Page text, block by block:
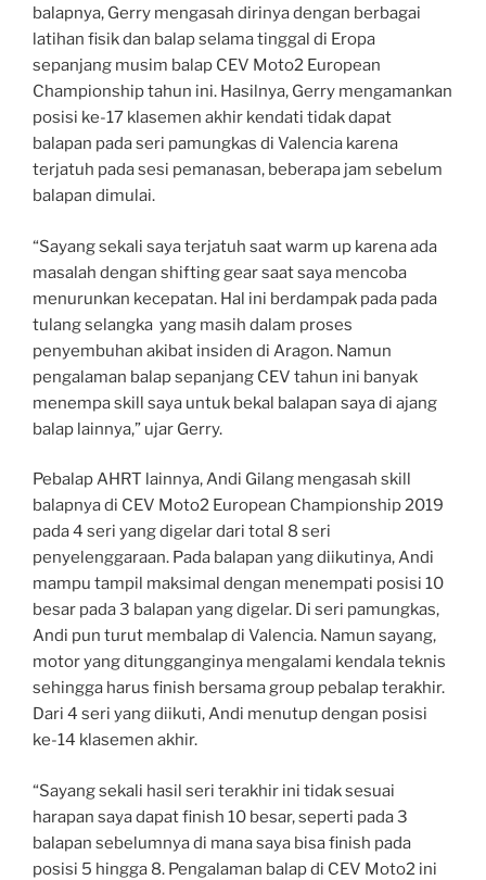
balapnya, Gerry mengasah dirinya dengan berbagai
latihan fisik dan balap selama tinggal di Eropa
sepanjang musim balap CEV Moto2 European
Championship tahun ini. Hasilnya, Gerry mengamankan
posisi ke-17 klasemen akhir kendati tidak dapat
balapan pada seri pamungkas di Valencia karena
terjatuh pada sesi pemanasan, beberapa jam sebelum
balapan dimulai.
“Sayang sekali saya terjatuh saat warm up karena ada
masalah dengan shifting gear saat saya mencoba
menurunkan kecepatan. Hal ini berdampak pada pada
tulang selangka yang masih dalam proses
penyembuhan akibat insiden di Aragon. Namun
pengalaman balap sepanjang CEV tahun ini banyak
menempa skill saya untuk bekal balapan saya di ajang
balap lainnya,” ujar Gerry.
Pebalap AHRT lainnya, Andi Gilang mengasah skill
balapnya di CEV Moto2 European Championship 2019
pada 4 seri yang digelar dari total 8 seri
penyelenggaraan. Pada balapan yang diikutinya, Andi
mampu tampil maksimal dengan menempati posisi 10
besar pada 3 balapan yang digelar. Di seri pamungkas,
Andi pun turut membalap di Valencia. Namun sayang,
motor yang ditungganginya mengalami kendala teknis
sehingga harus finish bersama group pebalap terakhir.
Dari 4 seri yang diikuti, Andi menutup dengan posisi
ke-14 klasemen akhir.
“Sayang sekali hasil seri terakhir ini tidak sesuai
harapan saya dapat finish 10 besar, seperti pada 3
balapan sebelumnya di mana saya bisa finish pada
posisi 5 hingga 8. Pengalaman balap di CEV Moto2 ini